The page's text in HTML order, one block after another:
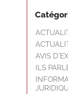
AVIS
ILS